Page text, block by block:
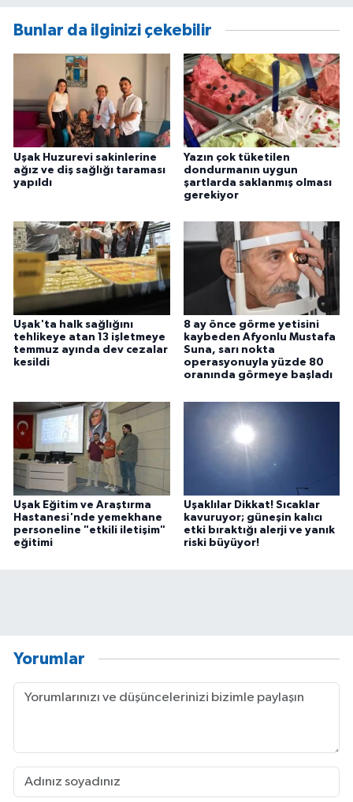
Bunlar da ilginizi çekebilir
Uşak Huzurevi sakinlerine
ağız ve diş sağlığı taraması
yapıldı
Yazın çok tüketilen
dondurmanın uygun
şartlarda saklanmış olması
gerekiyor
Uşak'ta halk sağlığını
tehlikeye atan 13 işletmeye
temmuz ayında dev cezalar
kesildi
8 ay önce görme yetisini
kaybeden Afyonlu Mustafa
Suna, sarı nokta
operasyonuyla yüzde 80
oranında görmeye başladı
Uşak Eğitim ve Araştırma
Hastanesi'nde yemekhane
personeline "etkili iletişim"
eğitimi
Uşaklılar Dikkat! Sıcaklar
kavuruyor; güneşin kalıcı
etki bıraktığı alerji ve yanık
riski büyüyor!
Yorumlar